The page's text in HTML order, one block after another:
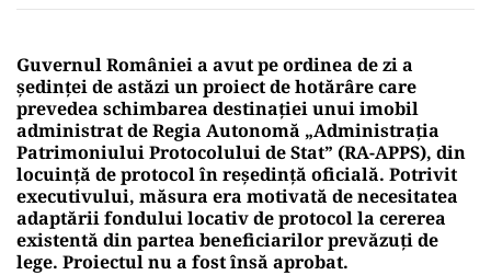
Guvernul României a avut pe ordinea de zi a
ședinței de astăzi un proiect de hotărâre care
prevedea schimbarea destinației unui imobil
administrat de Regia Autonomă „Administrația
Patrimoniului Protocolului de Stat” (RA-APPS), din
locuință de protocol în reședință oficială. Potrivit
executivului, măsura era motivată de necesitatea
adaptării fondului locativ de protocol la cererea
existentă din partea beneficiarilor prevăzuți de
lege. Proiectul nu a fost însă aprobat.